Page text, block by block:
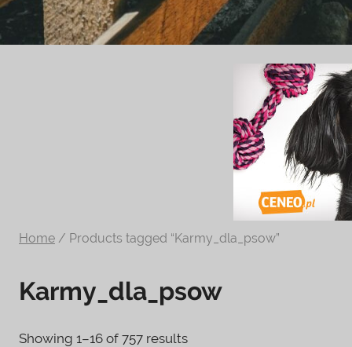
Zoologiczny
ciekawe
informacje
na
Home / Products tagged “Karmy_dla_psow”
Karmy_dla_psow
Showing 1–16 of 757 results